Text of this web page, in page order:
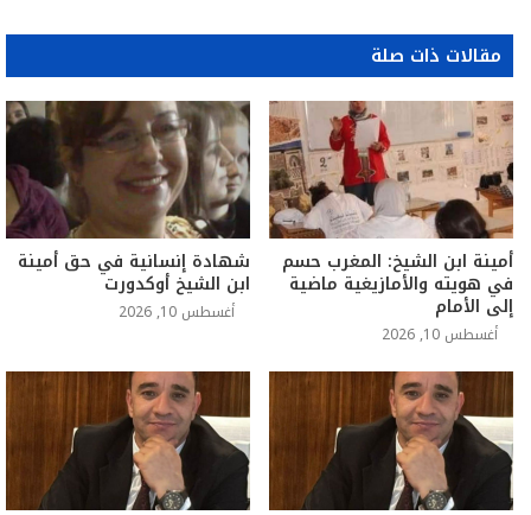
مقالات ذات صلة
أمينة ابن الشيخ: المغرب حسم
في هويته والأمازيغية ماضية
إلى الأمام
أغسطس 10, 2026
شهادة إنسانية في حق أمينة
ابن الشيخ أوكدورت
أغسطس 10, 2026